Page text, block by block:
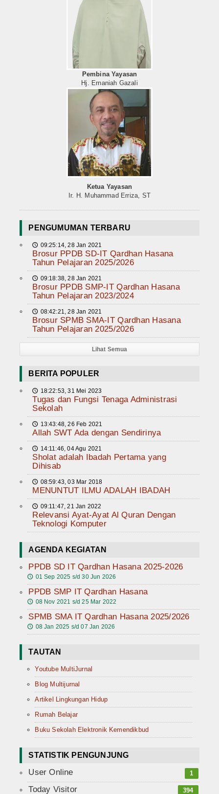
Pembina Yayasan
Hj. Ernaniah Gazali
Ketua Yayasan
Ir. H. Muhammad Erriza, ST
PENGUMUMAN TERBARU
🕔 09:25:14, 28 Jan 2021
Brosur PPDB SD-IT Qardhan Hasana
Tahun Pelajaran 2025/2026
🕔 09:18:38, 28 Jan 2021
Brosur PPDB SMP-IT Qardhan Hasana
Tahun Pelajaran 2023/2024
🕔 08:42:21, 28 Jan 2021
Brosur SPMB SMA-IT Qardhan Hasana
Tahun Pelajaran 2025/2026
Lihat Semua
BERITA POPULER
🕔 18:22:53, 31 Mei 2023
Tugas dan Fungsi Tenaga Administrasi
Sekolah
🕔 13:43:48, 26 Feb 2021
Allah SWT Ada dengan Sendirinya
🕔 14:11:46, 04 Agu 2021
Sholat adalah Ibadah Pertama yang
Dihisab
🕔 08:59:43, 03 Mar 2018
MENUNTUT ILMU ADALAH IBADAH
🕔 09:11:47, 21 Jan 2022
Relevansi Ayat-Ayat Al Quran Dengan
Teknologi Komputer
AGENDA KEGIATAN
PPDB SD IT Qardhan Hasana 2025-2026
🕔 01 Sep 2025 s/d 30 Jun 2026
PPDB SMP IT Qardhan Hasana
🕔 08 Nov 2021 s/d 25 Mar 2022
SPMB SMA IT Qardhan Hasana 2025/2026
🕔 08 Jan 2025 s/d 07 Jan 2026
TAUTAN
Youtube MultiJurnal
Blog Multijurnal
Artikel Lingkungan Hidup
Rumah Belajar
Buku Sekolah Elektronik Kemendikbud
STATISTIK PENGUNJUNG
User Online 1
Today Visitor 394